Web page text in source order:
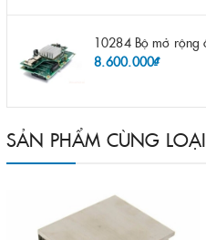
8.600.000₫
SẢN PHẨM CÙNG LOẠI